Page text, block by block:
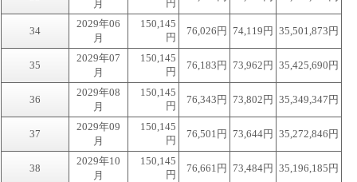
月
円
34
2029年06
月
150,145
円
76,026円 74,119円 35,501,873円
35
2029年07
月
150,145
円
76,183円 73,962円 35,425,690円
36
2029年08
月
150,145
円
76,343円 73,802円 35,349,347円
37
2029年09
月
150,145
円
76,501円 73,644円 35,272,846円
38
2029年10
月
150,145
円
76,661円 73,484円 35,196,185円